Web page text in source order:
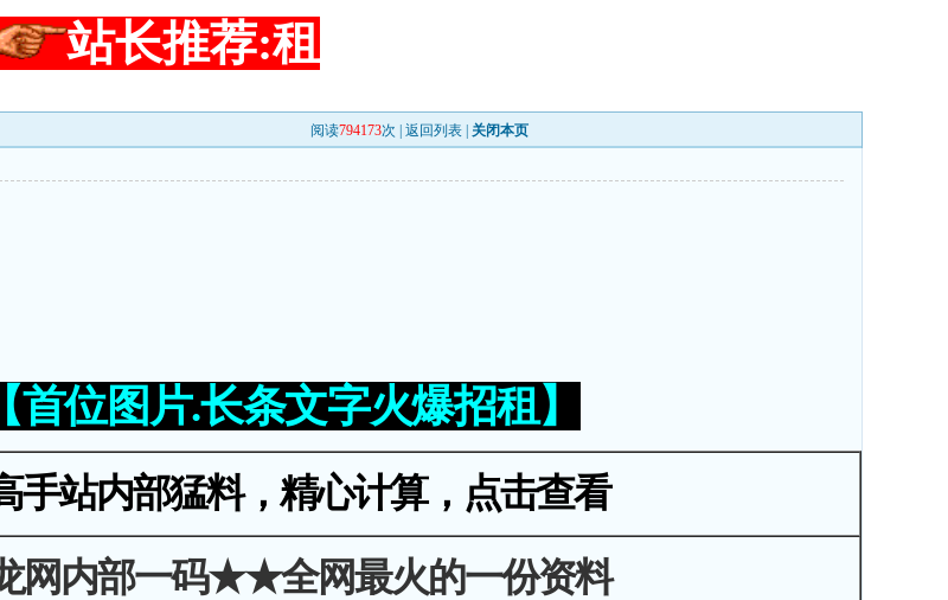
站长推荐:租
阅读794173次 | 返回列表 关闭本页
【首位图片.长条文字火爆招租】
手站内部猛料，精心计算，点击查看
网内部一码★★全网最火的一份资料